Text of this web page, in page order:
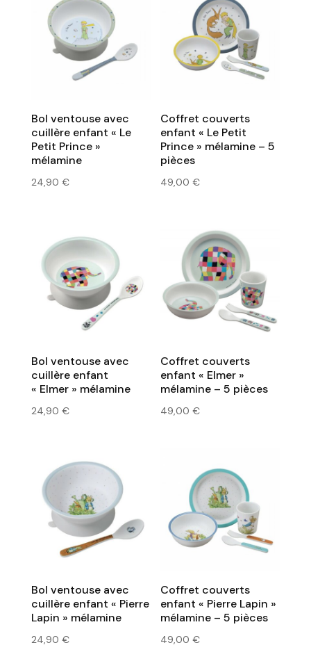
Bol ventouse avec
cuillère enfant « Le
Petit Prince »
mélamine
24,90 €
Coffret couverts
enfant « Le Petit
Prince » mélamine – 5
pièces
49,00€
Bol ventouse avec
cuillère enfant
« Elmer » mélamine
24,90 €
Coffret couverts
enfant « Elmer »
mélamine – 5 pièces
49,00€
Bol ventouse avec
cuillère enfant « Pierre
Lapin » mélamine
24,90 €
Coffret couverts
enfant « Pierre Lapin »
mélamine – 5 pièces
49,00€